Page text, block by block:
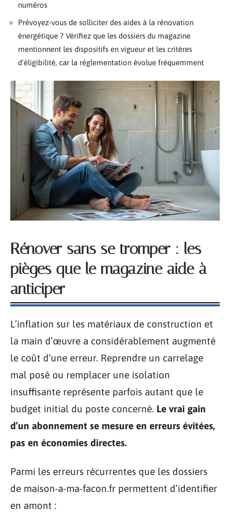
numéros
Prévoyez-vous de solliciter des aides à la rénovation
énergétique ? Vérifiez que les dossiers du magazine
mentionnent les dispositifs en vigueur et les critères
d’éligibilité, car la réglementation évolue fréquemment
Rénover sans se tromper : les
pièges que le magazine aide à
anticiper
L’inflation sur les matériaux de construction et
la main d’œuvre a considérablement augmenté
le coût d’une erreur. Reprendre un carrelage
mal posé ou remplacer une isolation
insuffisante représente parfois autant que le
budget initial du poste concerné. Le vrai gain
d’un abonnement se mesure en erreurs évitées,
pas en économies directes.
Parmi les erreurs récurrentes que les dossiers
de maison-a-ma-facon.fr permettent d’identifier
en amont :